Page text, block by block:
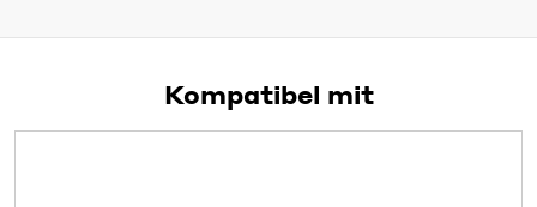
Kompatibel mit